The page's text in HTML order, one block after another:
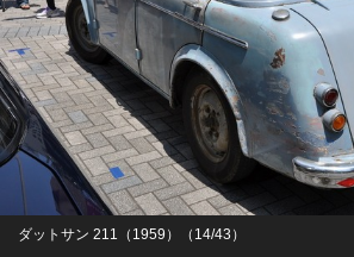
ダットサン 211（1959）（14/43）